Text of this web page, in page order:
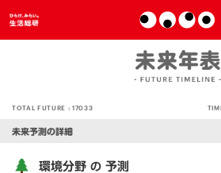
TOTAL FUTURE :17033
未来予測の詳細
環境分野 の 予測